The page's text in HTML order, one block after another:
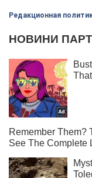
Редакционная